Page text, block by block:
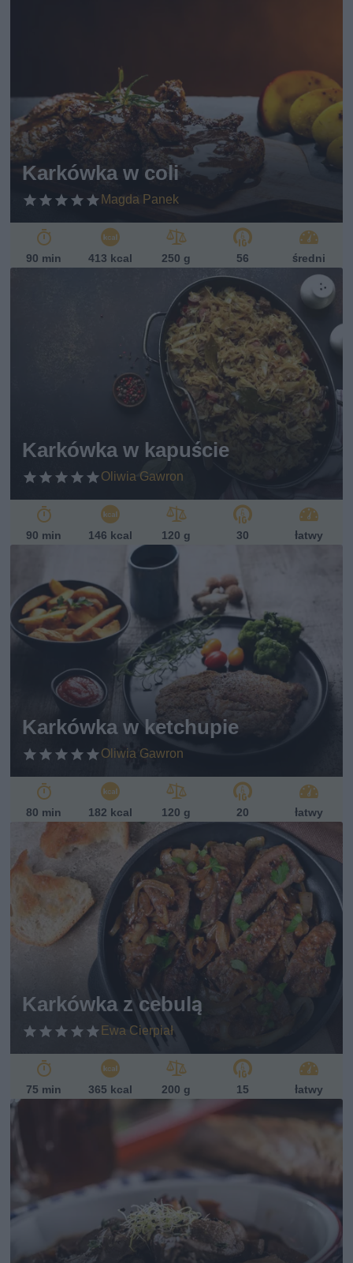
Karkówka w coli
Magda Panek
90 min 413 kcal 250 g 56 średni
Karkówka w kapuście
Oliwia Gawron
90 min 146 kcal 120 g 30 łatwy
Karkówka w ketchupie
Oliwia Gawron
80 min 182 kcal 120 g 20 łatwy
Karkówka z cebulą
Ewa Cierpiał
75 min 365 kcal 200 g 15 łatwy